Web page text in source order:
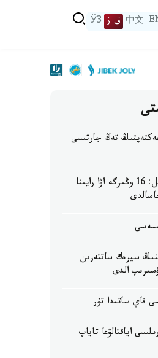
中文 ق ز ЎЗ
32 جەكە مەكتەپتىڭ تەڭ جارتىسى
نوسەر، بۇرشاق، داۋىل: 16 وڭىرگە اۋا رايىنا
سيرەك ساتتەرىن
الدى
قاي ساتىدا تۇر
اياقتالۋعا تاياپ